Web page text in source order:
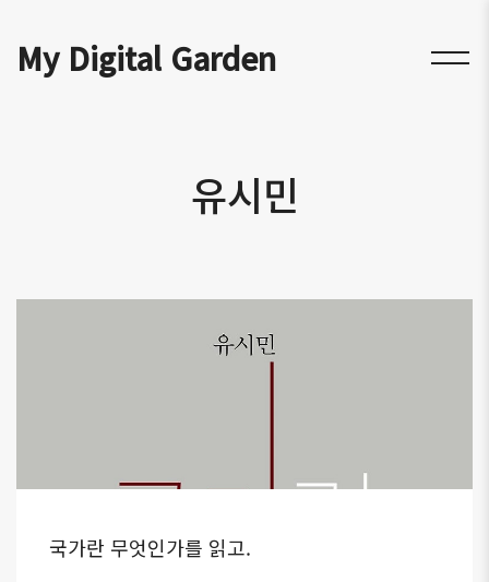
My Digital Garden
유시민
국가란 무엇인가를 읽고.